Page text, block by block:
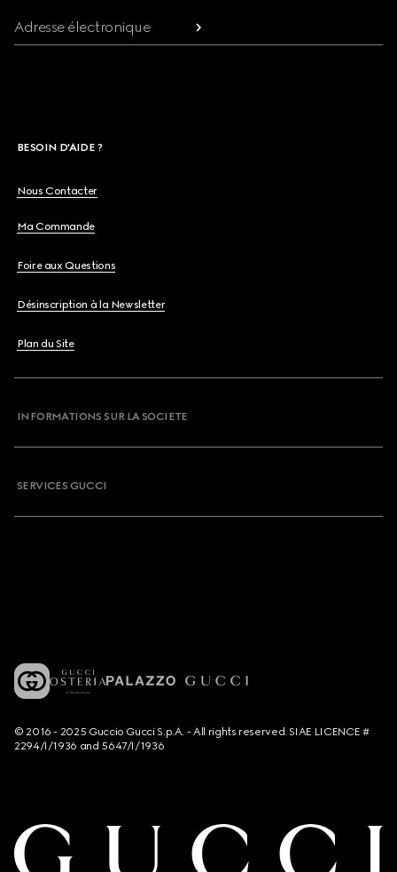
Adresse électronique
BESOIN D'AIDE ?
Nous Contacter
Ma Commande
Foire aux Questions
Désinscription à la Newsletter
Plan du Site
INFORMATIONS SUR LA SOCIETE
SERVICES GUCCI
© 2016 - 2025 Guccio Gucci S.p.A. - All rights reserved. SIAE LICENCE #
2294/I/1936 and 5647/I/1936